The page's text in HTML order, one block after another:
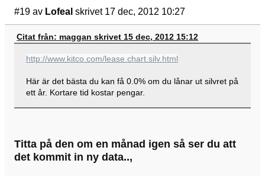
#19 av Lofeal skrivet 17 dec, 2012 10:27
Citat från: maggan skrivet 15 dec, 2012 15:12
http://www.kitco.com/lease.chart.silv.html
Här är det bästa du kan få 0.0% om du lånar ut silvret på
ett år. Kortare tid kostar pengar.
Titta på den om en månad igen så ser du att
det kommit in ny data..,